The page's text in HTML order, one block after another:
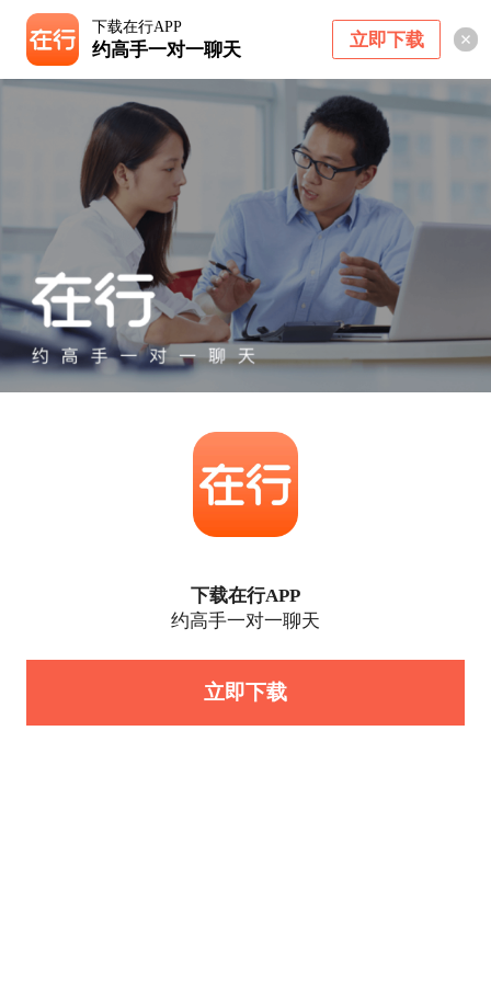
下载在行APP
约高手一对一聊天 立即下载
下载在行APP
约高手一对一聊天
立即下载